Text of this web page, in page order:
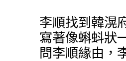
李順找到韓滉
寫著像蝌蚪狀
問李順緣由，